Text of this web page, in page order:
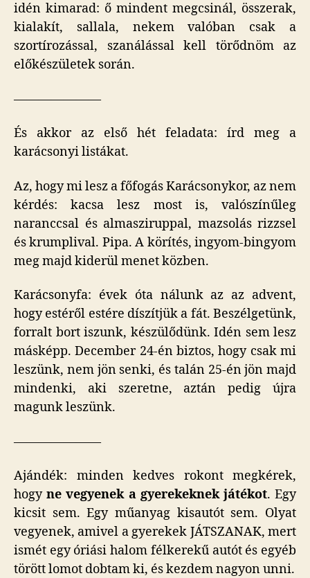
idén kimarad: ő mindent megcsinál, összerak,
kialakít, sallala, nekem valóban csak a
szortírozással, szanálással kell törődnöm az
előkészületek során.
———————
És akkor az első hét feladata: írd meg a
karácsonyi listákat.
Az, hogy mi lesz a főfogás Karácsonykor, az nem
kérdés: kacsa lesz most is, valószínűleg
naranccsal és almasziruppal, mazsolás rizzsel
és krumplival. Pipa. A körítés, ingyom-bingyom
meg majd kiderül menet közben.
Karácsonyfa: évek óta nálunk az az advent,
hogy estéről estére díszítjük a fát. Beszélgetünk,
forralt bort iszunk, készülődünk. Idén sem lesz
másképp. December 24-én biztos, hogy csak mi
leszünk, nem jön senki, és talán 25-én jön majd
mindenki, aki szeretne, aztán pedig újra
magunk leszünk.
———————
Ajándék: minden kedves rokont megkérek,
hogyne vegyenek a gyerekeknek játékot. Egy
kicsit sem. Egy műanyag kisautót sem. Olyat
vegyenek, amivel a gyerekek JÁTSZANAK, mert
ismét egy óriási halom félkerekű autót és egyéb
törött lomot dobtam ki, és kezdem nagyon unni.